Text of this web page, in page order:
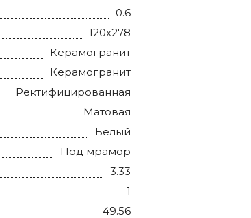
0.6
120x278
Керамогранит
Керамогранит
Ректифицированная
Матовая
Белый
Под мрамор
3.33
1
49.56